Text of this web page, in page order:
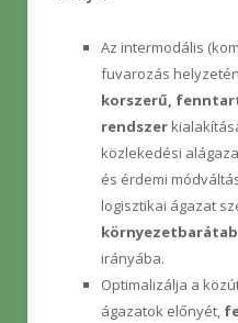
Az intermodális
fuvarozás
korszerű,
rendszer
közlekedési
és érdemi
logisztikai ágazat
irányába.
Optimalizálja a
ágazatok előnyét,